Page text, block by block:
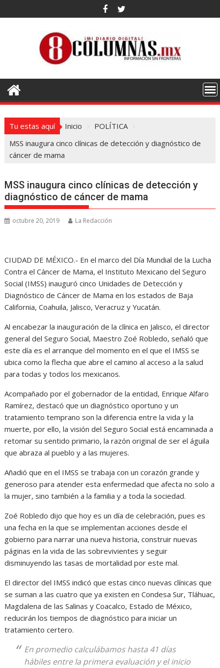
al
Tu estas aquí Inicio
POLÍTICA
MSS inaugura cinco clínicas de detección y diagnóstico de
cáncer de mama
MSS inaugura cinco clínicas de detección y
diagnóstico de cáncer de mama
octubre 20, 2019 La Redacción
CIUDAD DE MÉXICO.- En el marco del Día Mundial de la Lucha
Contra el Cáncer de Mama, el Instituto Mexicano del Seguro
Social (IMSS) inauguró cinco Unidades de Detección y
Diagnóstico de Cáncer de Mama en los estados de Baja
California, Coahuila, Jalisco, Veracruz y Yucatán.
Al encabezar la inauguración de la clínica en Jalisco, el director
general del Seguro Social, Maestro Zoé Robledo, señaló que
este día es el arranque del momento en el que el IMSS se
ubica como la flecha que abre el camino al acceso a la salud
para todas y todos los mexicanos.
Acompañado por el gobernador de la entidad, Enrique Alfaro
Ramírez, destacó que un diagnóstico oportuno y un
tratamiento temprano son la diferencia entre la vida y la
muerte, por ello, la visión del Seguro Social está encaminada a
retomar su sentido primario, la razón original de ser el águila
que abraza al pueblo y a las mujeres.
Añadió que en el IMSS se trabaja con un corazón grande y
generoso para atender esta enfermedad que afecta no solo a
la mujer, sino también a la familia y a toda la sociedad.
Zoé Robledo dijo que hoy es un día de celebración, pues es
una fecha en la que se implementan acciones desde el
gobierno para narrar una nueva historia, construir nuevas
páginas en la vida de las sobrevivientes y seguir
disminuyendo las tasas de mortalidad por este mal.
El director del IMSS indicó que estas cinco nuevas clínicas que
se suman a las cuatro que ya existen en Condesa Sur, Tláhuac,
Magdalena de las Salinas y Coacalco, Estado de México,
reducirán los tiempos de diagnóstico para iniciar un
tratamiento certero.
En promedio calculábamos hasta 41 días
hábiles entre la primera evaluación y el inicio